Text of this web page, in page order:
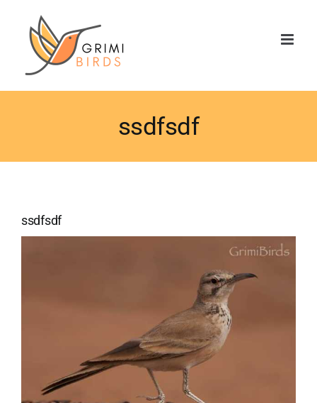
contenido
ssdfsdf
ssdfsdf